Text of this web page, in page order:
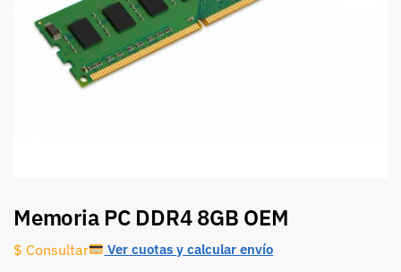
Memoria PC DDR4 8GB OEM
$ Consultar Ver cuotas y calcular envío